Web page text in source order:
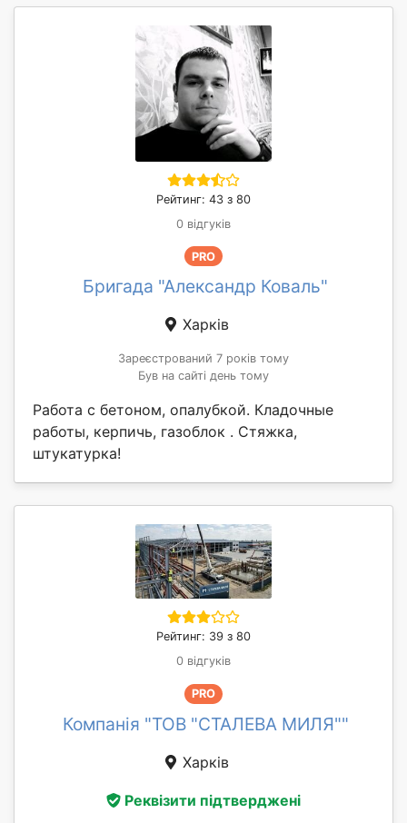
Рейтинг: 43 з 80
0 відгуків
PRO
Бригада "Александр Коваль"
Харків
Зареєстрований 7 років тому
Був на сайті день тому
Работа с бетоном, опалубкой. Кладочные
работы, керпичь, газоблок . Стяжка,
штукатурка!
Рейтинг: 39 з 80
0 відгуків
PRO
Компанія "ТОВ "СТАЛЕВА МИЛЯ""
Харків
Реквізити підтверджені